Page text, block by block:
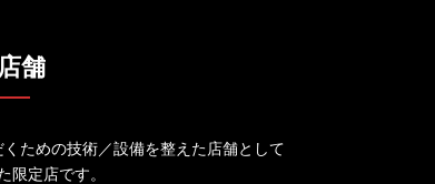
舗
ための技術／設備を整えた店舗として
限定店です。